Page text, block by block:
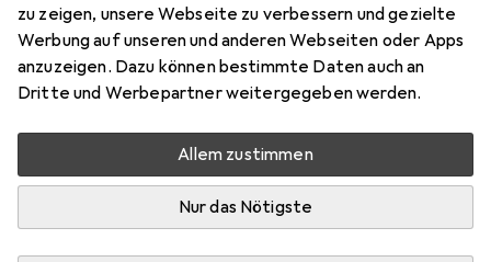
zu zeigen, unsere Webseite zu verbessern und gezielte
Werbung auf unseren und anderen Webseiten oder Apps
anzuzeigen. Dazu können bestimmte Daten auch an
Dritte und Werbepartner weitergegeben werden.
Allem zustimmen
Nur das Nötigste
Bewertungen Marke
Mehr von Festo
Zwischen Di, 1.9. und Di, 8.9. geliefert
Benachrichtigen, wenn schneller verfügbar